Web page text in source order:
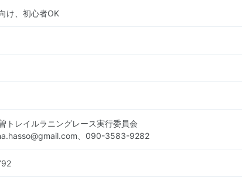
け、初心者OK
トレイルラニングレース実行委員会
、090-3583-9282